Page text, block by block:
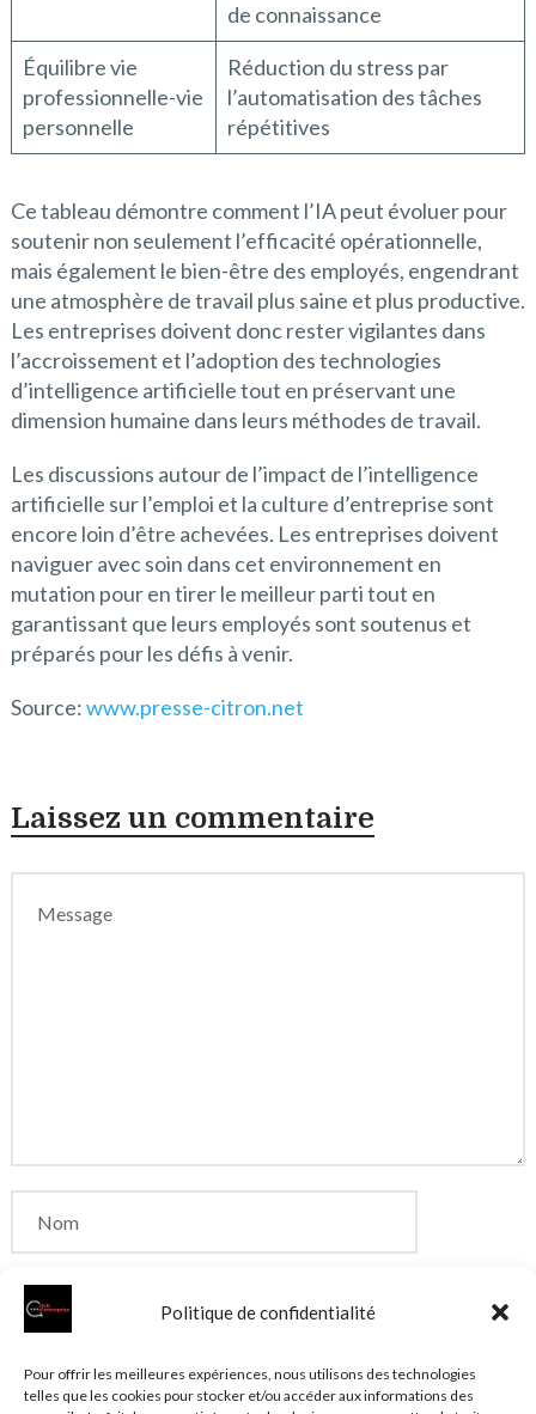
Politique de confidentialité
Pour offrir les meilleures expériences, nous utilisons des technologies
telles que les cookies pour stocker et/ou accéder aux informations des
de connaissance
Équilibre vie
professionnelle-vie
personnelle
Réduction du stress par
l’automatisation des tâches
répétitives
Ce tableau démontre comment l’IA peut évoluer pour
soutenir non seulement l’efficacité opérationnelle,
mais également le bien-être des employés, engendrant
une atmosphère de travail plus saine et plus productive.
Les entreprises doivent donc rester vigilantes dans
l’accroissement et l’adoption des technologies
d’intelligence artificielle tout en préservant une
dimension humaine dans leurs méthodes de travail.
Les discussions autour de l’impact de l’intelligence
artificielle sur l’emploi et la culture d’entreprise sont
encore loin d’être achevées. Les entreprises doivent
naviguer avec soin dans cet environnement en
mutation pour en tirer le meilleur parti tout en
garantissant que leurs employés sont soutenus et
préparés pour les défis à venir.
Source:www.presse-citron.net
Laissez un commentaire
Enregistrer mon nom, mon e-mail et mon site dans
le navigateur pour mon prochain commentaire.